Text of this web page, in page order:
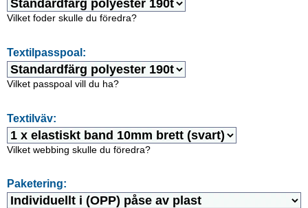
Vilket foder skulle du föredra?
Textilpasspoal:
Vilket passpoal vill du ha?
Textilväv:
Vilket webbing skulle du föredra?
Paketering: